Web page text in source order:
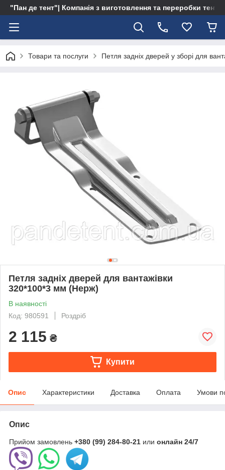
"Пан де тент"| Компанія з виготовлення та переробки тентів
Товари та послуги Петля задніх дверей у зборі для
Петля задніх дверей для вантажівки
320*100*3 мм (Нерж)
В наявності
Код: 980591
Роздріб
2 115 ₴
Купити
Опис Характеристики Доставка Оплата Умови
Опис
Прийом замовлень +380 (99) 284-80-21 или онлайн 24/7